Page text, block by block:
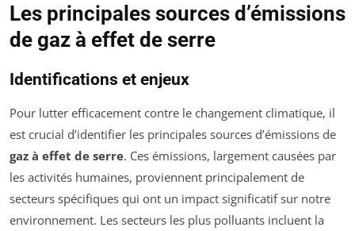
Les principales sources d’émissions
de gaz à effet de serre
Identifications et enjeux
Pour lutter efficacement contre le changement climatique, il
est crucial d’identifier les principales sources d’émissions de
gaz à effet de serre. Ces émissions, largement causées par
les activités humaines, proviennent principalement de
secteurs spécifiques qui ont un impact significatif sur notre
environnement. Les secteurs les plus polluants incluent la